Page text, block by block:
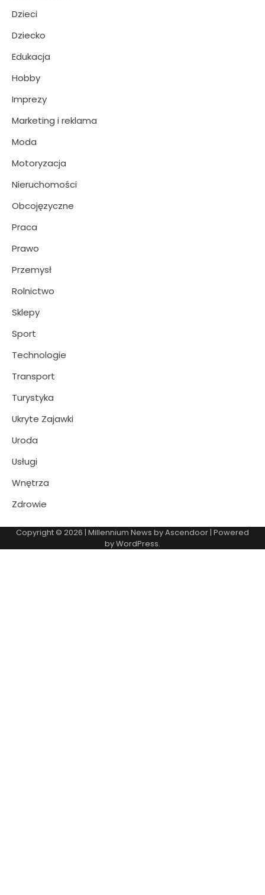
Dzieci
Dziecko
Edukacja
Hobby
Imprezy
Marketing i reklama
Moda
Motoryzacja
Nieruchomości
Obcojęzyczne
Praca
Prawo
Przemysł
Rolnictwo
Sklepy
Sport
Technologie
Transport
Turystyka
Ukryte Zajawki
Uroda
Usługi
Wnętrza
Zdrowie
Copyright © 2026 | Millennium News byAscendoor | Powered
byWordPress.